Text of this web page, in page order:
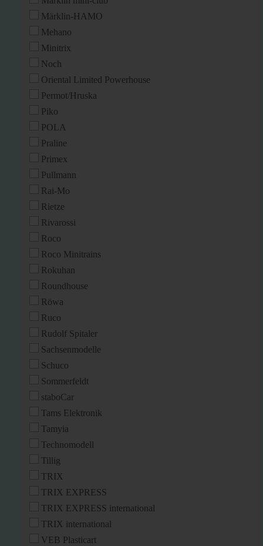
Märklin-HAMO
Mehano
Minitrix
Noch
Oriental Limited Powerhouse
Permot/Hruska
Piko
POLA
Praline
Primex
Pullmann
Rai-Mo
Rietze
Rivarossi
Roco
Roco Minitrains
Rokuhan
Roundhouse
Röwa
Ruco
Rudolf Spitaler
Sachsenmodelle
Schuco
Sommerfeldt
staboCar
Tams Elektronik
Tamyia
Technomodell
Tillig
TRIX
TRIX EXPRESS
TRIX EXPRESS international
TRIX international
VEB Plasticart